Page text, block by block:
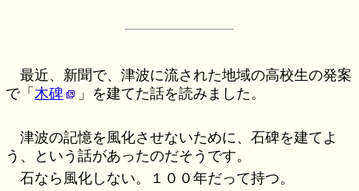
最近、新聞で、津波に流された地域の高校生の発案
で「 木碑 」を建てた話を読みました。
津波の記憶を風化させないために、石碑を建てよ
う、という話があったのだそうです。
石なら風化しない。１００年だって持つ。